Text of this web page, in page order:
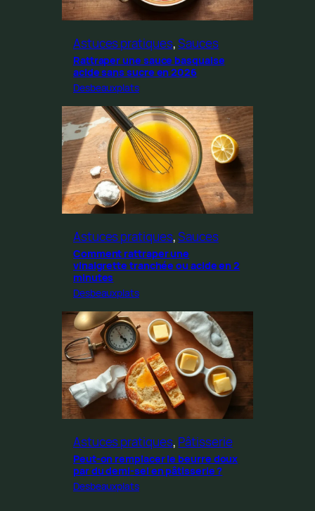
Astuces pratiques, Sauces
Rattraper une sauce basquaise
acide sans sucre en 2026
Desbeauxplats
Astuces pratiques, Sauces
Comment rattraper une
vinaigrette tranchée ou acide en 2
minutes
Desbeauxplats
Astuces pratiques, Pâtisserie
Peut-on remplacer le beurre doux
par du demi-sel en pâtisserie ?
Desbeauxplats